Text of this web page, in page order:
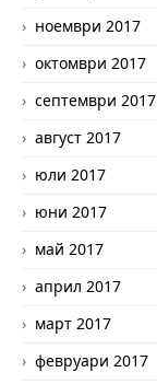
ноември 2017
октомври 2017
септември 2017
август 2017
юли 2017
юни 2017
май 2017
април 2017
март 2017
февруари 2017